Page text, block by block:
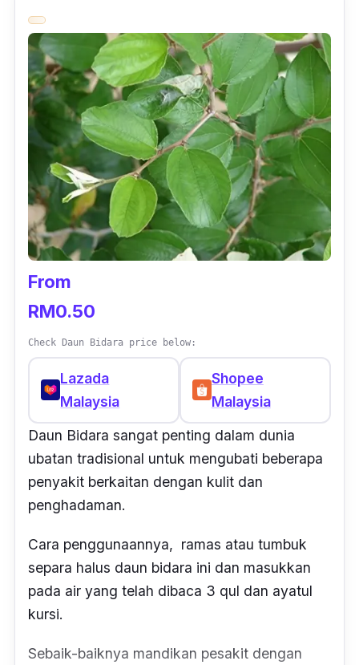
From
RM0.50
Check Daun Bidara price below:
Lazada
Malaysia
Shopee
Malaysia
Daun Bidara sangat penting dalam dunia
ubatan tradisional untuk mengubati beberapa
penyakit berkaitan dengan kulit dan
penghadaman.
Cara penggunaannya, ramas atau tumbuk
separa halus daun bidara ini dan masukkan
pada air yang telah dibaca 3 qul dan ayatul
kursi.
Sebaik-baiknya mandikan pesakit dengan